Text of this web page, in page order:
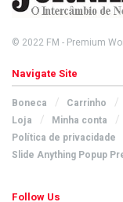
© 2022 FM - Premium
Navigate Site
Boneca Carrinho
Loja
Minha conta
Política de privacidade
Slide Anything Popup
Follow Us